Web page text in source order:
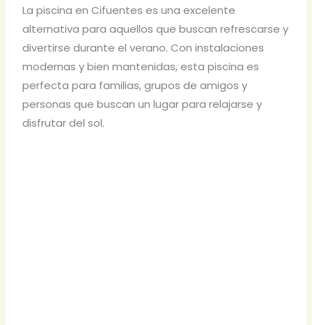
La piscina en Cifuentes es una excelente
alternativa para aquellos que buscan refrescarse y
divertirse durante el verano. Con instalaciones
modernas y bien mantenidas, esta piscina es
perfecta para familias, grupos de amigos y
personas que buscan un lugar para relajarse y
disfrutar del sol.